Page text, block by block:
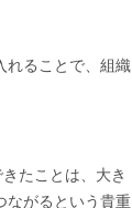
れることで、組織
たことは、大き
ながるという貴重